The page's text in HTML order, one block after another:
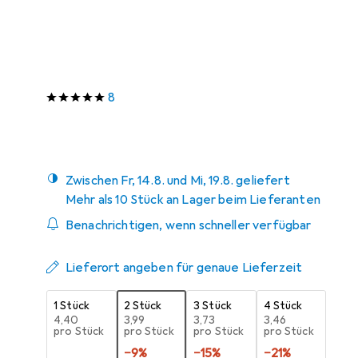
8
Zwischen Fr, 14.8. und Mi, 19.8. geliefert
Mehr als 10 Stück an Lager beim Lieferanten
Benachrichtigen, wenn schneller verfügbar
Lieferort angeben für genaue Lieferzeit
1 Stück
EUR
4,40
pro Stück
2 Stück
EUR
3,99
pro Stück
−9%
3 Stück
EUR
3,73
pro Stück
−15%
4 Stück
EUR
3,46
pro Stück
−21%